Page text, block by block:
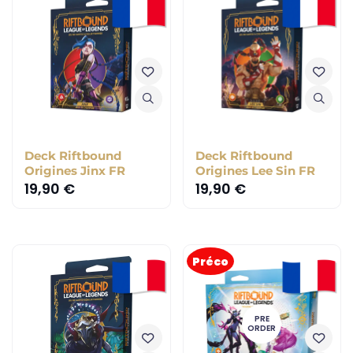
Deck Riftbound
Origines Jinx FR
19,90 €
Deck Riftbound
Origines Lee Sin FR
19,90 €
Préco
PRE
ORDER